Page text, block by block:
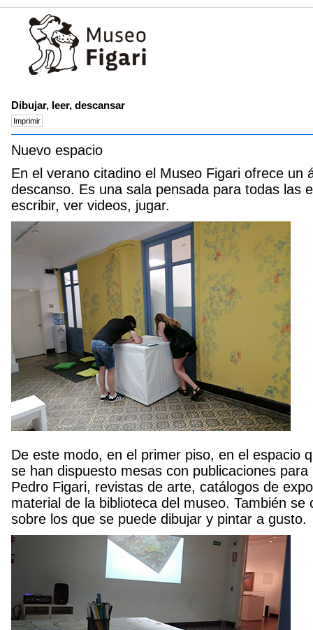
Dibujar, leer, descansar
Nuevo espacio
En el verano citadino el Museo Figari ofrece un
descanso. Es una sala pensada para todas las
escribir, ver videos, jugar.
De este modo, en el primer piso, en el espacio
se han dispuesto mesas con publicaciones
Pedro Figari, revistas de arte, catálogos de
material de la biblioteca del museo. También
sobre los que se puede dibujar y pintar a gusto.